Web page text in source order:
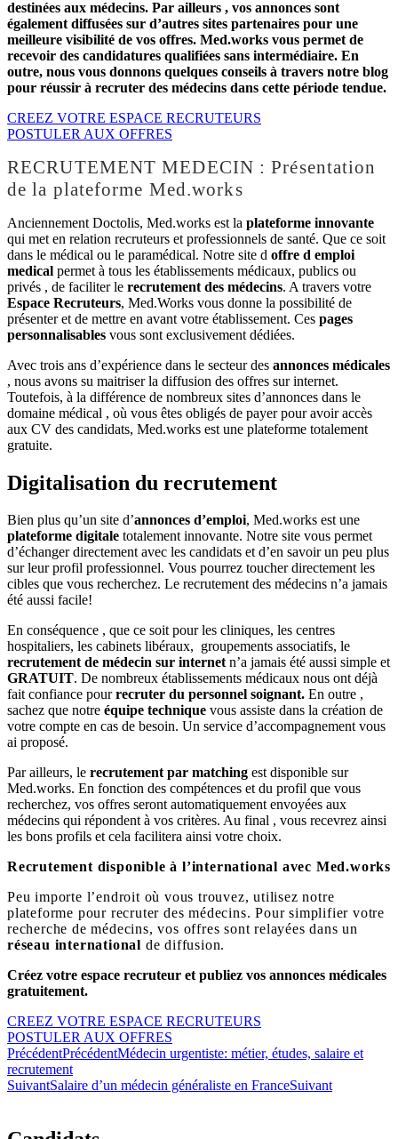
destinées aux médecins. Par ailleurs , vos annonces sont
également diffusées sur d’autres sites partenaires pour une
meilleure visibilité de vos offres. Med.works vous permet de
recevoir des candidatures qualifiées sans intermédiaire. En
outre, nous vous donnons quelques conseils à travers notre blog
pour réussir à recruter des médecins dans cette période tendue.
CREEZ VOTRE ESPACE RECRUTEURS
POSTULER AUX OFFRES
RECRUTEMENT MEDECIN : Présentation
de la plateforme Med.works
Anciennement Doctolis, Med.works est la plateforme innovante
qui met en relation recruteurs et professionnels de santé. Que ce soit
dans le médical ou le paramédical. Notre site d offre d emploi
medical permet à tous les établissements médicaux, publics ou
privés , de faciliter le recrutement des médecins. A travers votre
Espace Recruteurs, Med.Works vous donne la possibilité de
présenter et de mettre en avant votre établissement. Ces pages
personnalisables vous sont exclusivement dédiées.
Avec trois ans d’expérience dans le secteur des annonces médicales
, nous avons su maitriser la diffusion des offres sur internet.
Toutefois, à la différence de nombreux sites d’annonces dans le
domaine médical , où vous êtes obligés de payer pour avoir accès
aux CV des candidats, Med.works est une plateforme totalement
gratuite.
Digitalisation du recrutement
Bien plus qu’un site d’annonces d’emploi, Med.works est une
plateforme digitale totalement innovante. Notre site vous permet
d’échanger directement avec les candidats et d’en savoir un peu plus
sur leur profil professionnel. Vous pourrez toucher directement les
cibles que vous recherchez. Le recrutement des médecins n’a jamais
été aussi facile!
En conséquence , que ce soit pour les cliniques, les centres
hospitaliers, les cabinets libéraux, groupements associatifs, le
recrutement de médecin sur internetn’a jamais été aussi simple et
GRATUIT. De nombreux établissements médicaux nous ont déjà
fait confiance pourrecruter du personnel soignant. En outre ,
sachez que notre équipe technique vous assiste dans la création de
votre compte en cas de besoin. Un service d’accompagnement vous
ai proposé.
Par ailleurs, le recrutement par matching est disponible sur
Med.works. En fonction des compétences et du profil que vous
recherchez, vos offres seront automatiquement envoyées aux
médecins qui répondent à vos critères. Au final , vous recevrez ainsi
les bons profils et cela facilitera ainsi votre choix.
Recrutement disponible à l’international avec Med.works
Peu importe l’endroit où vous trouvez, utilisez notre
plateforme pour recruter des médecins. Pour simplifier votre
recherche de médecins, vos offres sont relayées dans un
réseau international de diffusion.
Créez votre espace recruteur et publiez vos annonces médicales
gratuitement.
CREEZ VOTRE ESPACE RECRUTEURS
POSTULER AUX OFFRES
PrécédentPrécédentMédecin urgentiste: métier, études, salaire et
recrutement
SuivantSalaire d’un médecin généraliste en FranceSuivant